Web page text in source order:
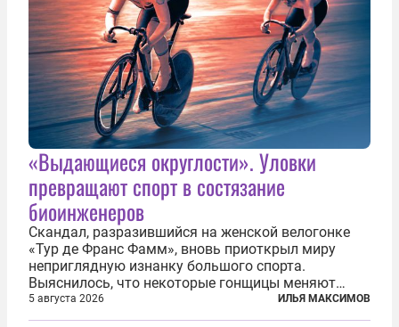
«Выдающиеся округлости». Уловки
превращают спорт в состязание
биоинженеров
Скандал, разразившийся на женской велогонке
«Тур де Франс Фамм», вновь приоткрыл миру
неприглядную изнанку большого спорта.
Выяснилось, что некоторые гонщицы меняют
размер груди ради улучшения аэродинамики. За
фасадом труда, мастерства, упорства и
5 августа 2026 ИЛЬЯ МАКСИМОВ